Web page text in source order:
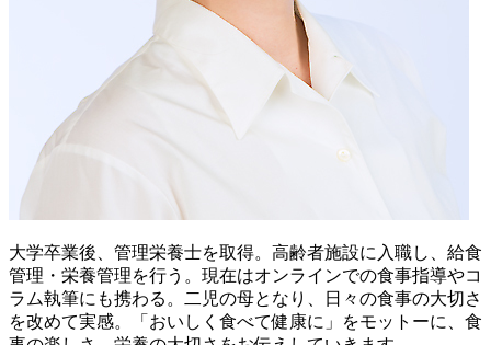
大学卒業後、管理栄養士を取得。高齢者施設に入職し、給食
管理・栄養管理を行う。現在はオンラインでの食事指導やコ
ラム執筆にも携わる。二児の母となり、日々の食事の大切さ
を改めて実感。「おいしく食べて健康に」をモットーに、食